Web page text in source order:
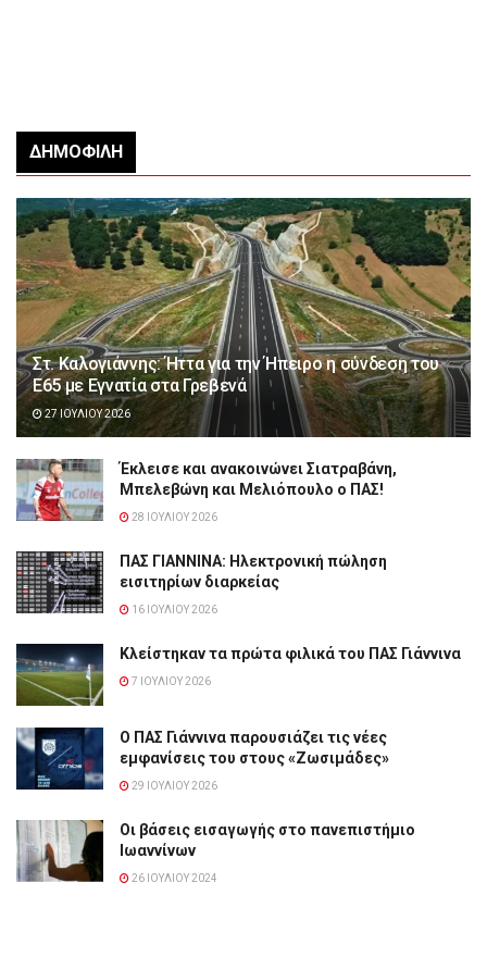
ΔΗΜΟΦΙΛΉ
Στ. Καλογιάννης: Ήττα για την Ήπειρο η σύνδεση του
Ε65 με Εγνατία στα Γρεβενά
27 ΙΟΥΛΊΟΥ 2026
Έκλεισε και ανακοινώνει Σιατραβάνη,
Μπελεβώνη και Μελιόπουλο ο ΠΑΣ!
28 ΙΟΥΛΊΟΥ 2026
ΠΑΣ ΓΙΑΝΝΙΝΑ: Hλεκτρονική πώληση
εισιτηρίων διαρκείας
16 ΙΟΥΛΊΟΥ 2026
Κλείστηκαν τα πρώτα φιλικά του ΠΑΣ Γιάννινα
7 ΙΟΥΛΊΟΥ 2026
Ο ΠΑΣ Γιάννινα παρουσιάζει τις νέες
εμφανίσεις του στους «Ζωσιμάδες»
29 ΙΟΥΛΊΟΥ 2026
Οι βάσεις εισαγωγής στο πανεπιστήμιο
Ιωαννίνων
26 ΙΟΥΛΊΟΥ 2024